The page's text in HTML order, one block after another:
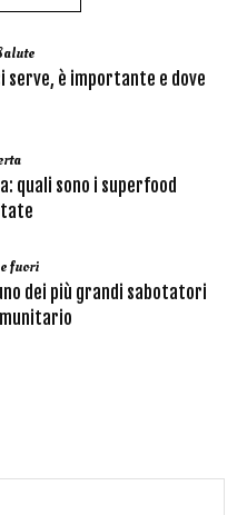
serve, è importante e dove
quali sono i superfood
fuori
dei più grandi sabotatori